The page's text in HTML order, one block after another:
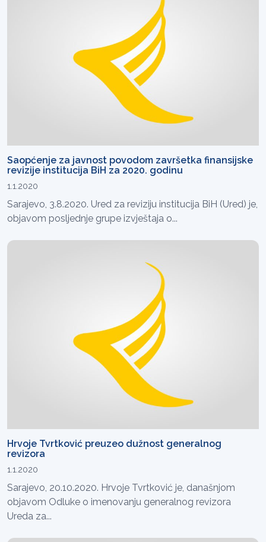
Saopćenje za javnost povodom završetka finansijske
revizije institucija BiH za 2020. godinu
1.1.2020
Sarajevo, 3.8.2020. Ured za reviziju institucija BiH (Ured) je,
objavom posljednje grupe izvještaja o...
Hrvoje Tvrtković preuzeo dužnost generalnog
revizora
1.1.2020
Sarajevo, 20.10.2020. Hrvoje Tvrtković je, današnjom
objavom Odluke o imenovanju generalnog revizora
Ureda za...